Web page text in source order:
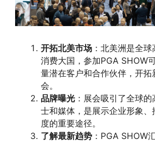
开拓北美市场 ：北美洲是全
消费大国，参加PGA SHOW
量潜在客户和合作伙伴，开拓
会。
品牌曝光 ：展会吸引了全球
士和媒体，是展示企业形象、
度的重要途径。
了解最新趋势 ：PGA SHOW